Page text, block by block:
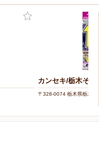
カンセキ/栃木その
〒328-0074 栃木県栃木市